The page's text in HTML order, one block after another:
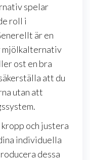
spelar
roll i
är en
mjölkalternativ
ost en bra
att du
utan att
och justera
individuella
dessa